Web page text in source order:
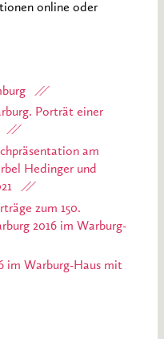
online oder
Porträt einer
am
Hedinger und
zum 150.
2016 im Warburg-
im Warburg-Haus mit